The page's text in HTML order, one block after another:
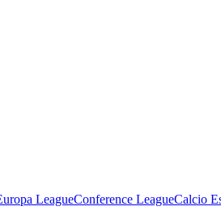
LeagueConference LeagueCalcio